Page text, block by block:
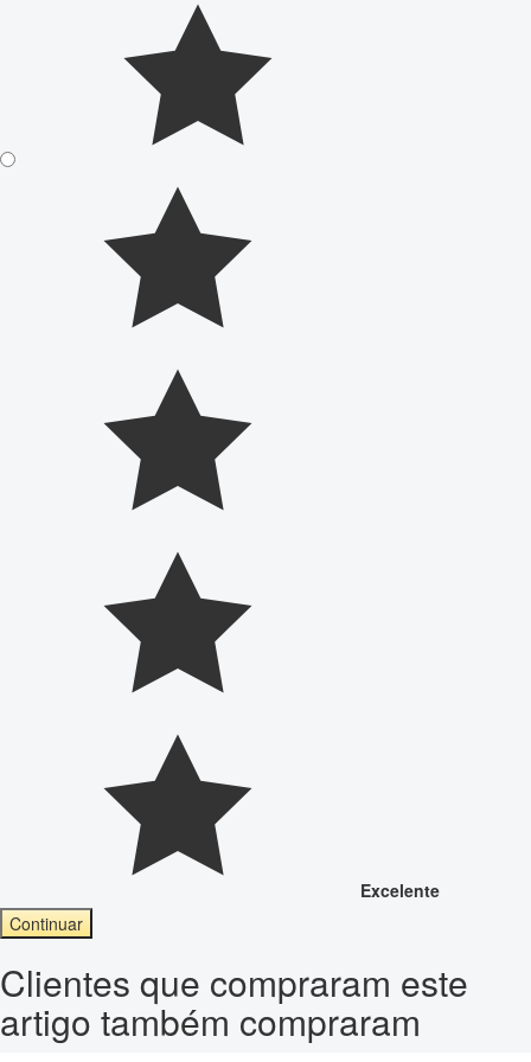
Excelente
Continuar
Clientes que compraram este
artigo também compraram